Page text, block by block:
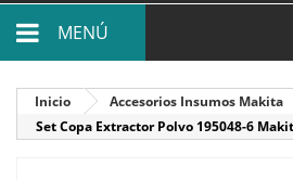
MENÚ
Inicio
Accesorios Insumos Makita
Set Copa Extractor Polvo 195048-6